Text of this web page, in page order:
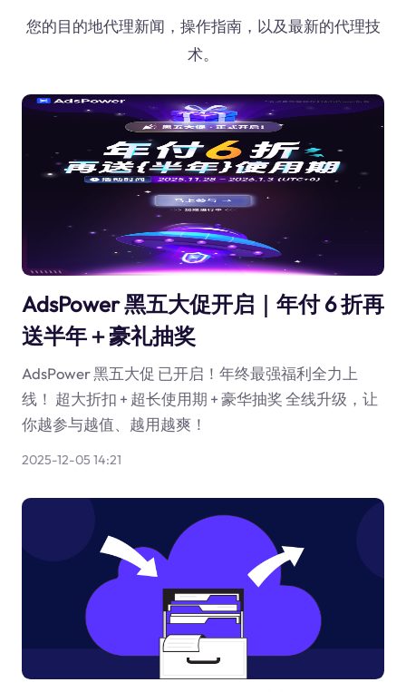
您的目的地代理新闻，操作指南，以及最新的代理技
术。
AdsPower 黑五大促开启｜年付 6 折再
送半年＋豪礼抽奖
AdsPower 黑五大促 已开启！年终最强福利全力上
线！ 超大折扣 + 超长使用期 + 豪华抽奖 全线升级，让
你越参与越值、越用越爽！
2025-12-05 14:21